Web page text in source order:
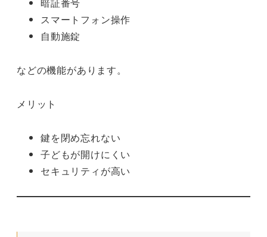
暗証番号
スマートフォン操作
自動施錠
などの機能があります。
メリット
鍵を閉め忘れない
子どもが開けにくい
セキュリティが高い